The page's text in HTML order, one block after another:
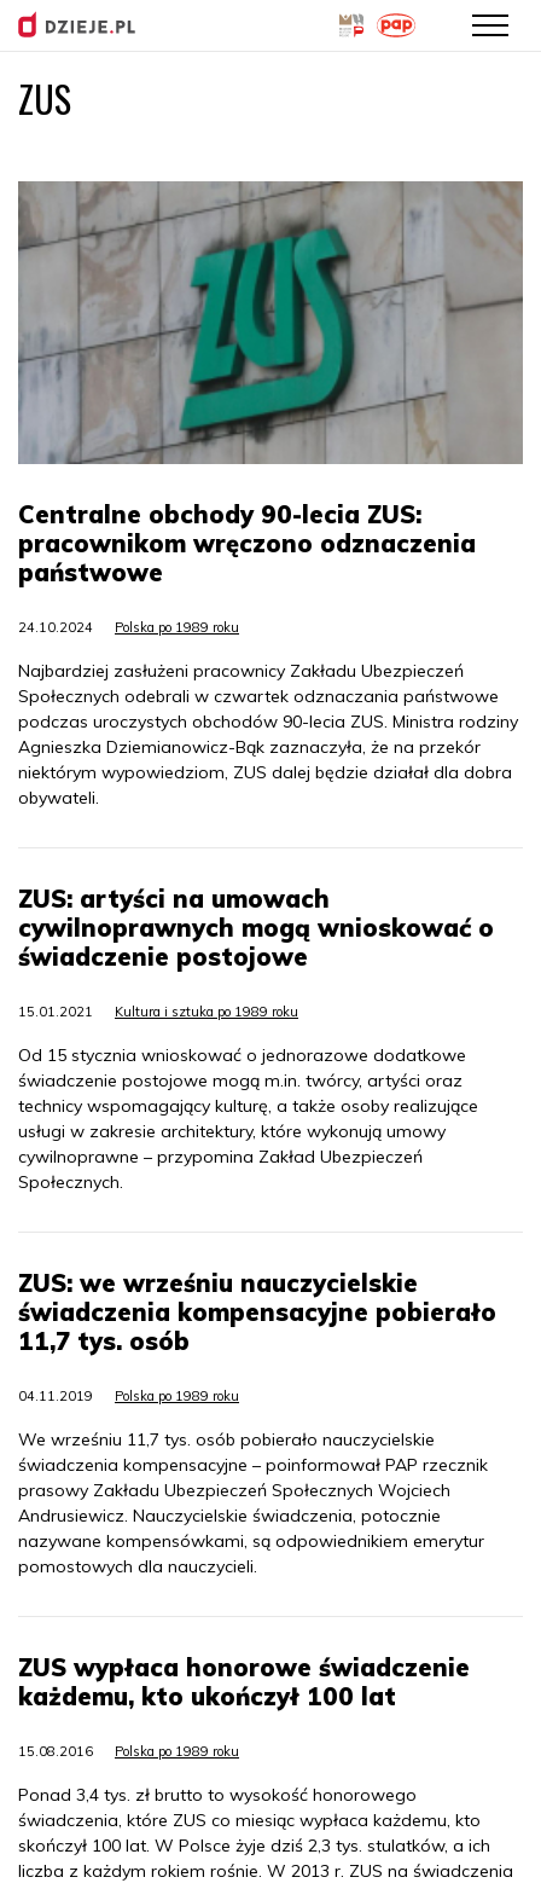
ZUS
Centralne obchody 90-lecia ZUS:
pracownikom wręczono odznaczenia
państwowe
24.10.2024 Polska po 1989 roku
Najbardziej zasłużeni pracownicy Zakładu Ubezpieczeń
Społecznych odebrali w czwartek odznaczania państwowe
podczas uroczystych obchodów 90-lecia ZUS. Ministra rodziny
Agnieszka Dziemianowicz-Bąk zaznaczyła, że na przekór
niektórym wypowiedziom, ZUS dalej będzie działał dla dobra
obywateli.
ZUS: artyści na umowach
cywilnoprawnych mogą wnioskować o
świadczenie postojowe
15.01.2021 Kultura i sztuka po 1989 roku
Od 15 stycznia wnioskować o jednorazowe dodatkowe
świadczenie postojowe mogą m.in. twórcy, artyści oraz
technicy wspomagający kulturę, a także osoby realizujące
usługi w zakresie architektury, które wykonują umowy
cywilnoprawne – przypomina Zakład Ubezpieczeń
Społecznych.
ZUS: we wrześniu nauczycielskie
świadczenia kompensacyjne pobierało
11,7 tys. osób
04.11.2019 Polska po 1989 roku
We wrześniu 11,7 tys. osób pobierało nauczycielskie
świadczenia kompensacyjne – poinformował PAP rzecznik
prasowy Zakładu Ubezpieczeń Społecznych Wojciech
Andrusiewicz. Nauczycielskie świadczenia, potocznie
nazywane kompensówkami, są odpowiednikiem emerytur
pomostowych dla nauczycieli.
ZUS wypłaca honorowe świadczenie
każdemu, kto ukończył 100 lat
15.08.2016 Polska po 1989 roku
Ponad 3,4 tys. zł brutto to wysokość honorowego
świadczenia, które ZUS co miesiąc wypłaca każdemu, kto
skończył 100 lat. W Polsce żyje dziś 2,3 tys. stulatków, a ich
liczba z każdym rokiem rośnie. W 2013 r. ZUS na świadczenia